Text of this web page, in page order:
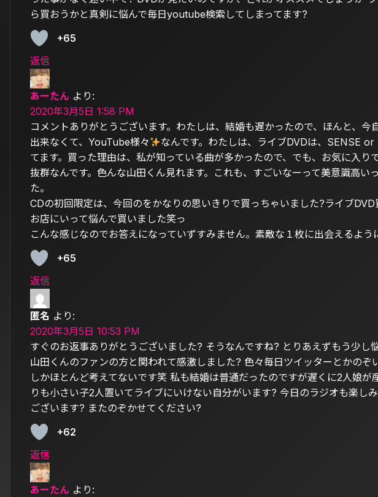
ら買おうかと真剣に悩んで毎日youtube検索してしまってます?
+65
返信
あーたん より:
2020年3月5日 1:58 PM
コメントありがとうございます。わたしは、結婚も遅かったので、ほんと、今
出来なくて、YouTube様々
なんです。わたしは、ライブDVDは、SENSE or
てます。買った理由は、私が知っている曲が多かったので、でも、お気に入り
抜群なんです。色んな山田くん見れます。これも、すごいなーって美意識高い
た。
CDの初回限定は、今回のをかなりの思いきりで買っちゃいました?ライブ
お店にいって悩んで買いました笑っ
こんな感じなのでお答えになっていずすみません。素敵な１枚に出会えるよう
+65
返信
匿名 より:
2020年3月5日 10:53 PM
すぐのお返事ありがとうございました? そうなんですね? とりあえずもう少し
山田くんのファンの方と関われて感激しました? 色々毎日ツイッターとかのぞ
しかほとんど考えてないです笑 私も結婚は普通だったのですが遅くに2人娘が
りも小さい子2人置いてライブにいけない自分がいます? 今日のラジオも楽し
ございます? またのぞかせてください?
+62
返信
あーたん より: